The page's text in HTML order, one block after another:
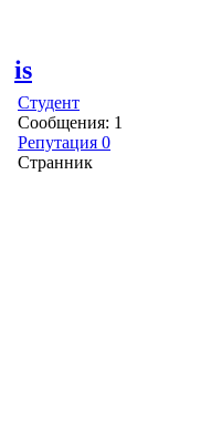
is
Студент
Сообщения: 1
Репутация 0
Странник